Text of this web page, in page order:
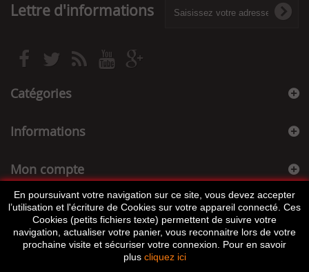
Lettre d'informations
Catégories
Informations
Mon compte
Informations sur votre boutique
En poursuivant votre navigation sur ce site, vous devez accepter
l’utilisation et l'écriture de Cookies sur votre appareil connecté. Ces
Cookies (petits fichiers texte) permettent de suivre votre
navigation, actualiser votre panier, vous reconnaitre lors de votre
prochaine visite et sécuriser votre connexion. Pour en savoir
plus cliquez ici